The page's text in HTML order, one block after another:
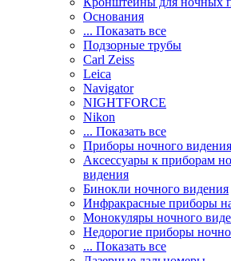
Основания
... Показать все
Подзорные трубы
Carl Zeiss
Leica
Navigator
NIGHTFORCE
Nikon
... Показать все
Приборы ночного видения
Аксессуары к приборам
видения
Бинокли ночного видения
Инфракрасные приборы
Монокуляры ночного
Недорогие приборы
... Показать все